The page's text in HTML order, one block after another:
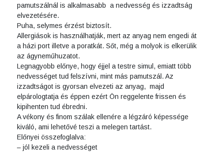
pamutszálnál is alkalmasabb a nedvesség és izzadtság
elvezetésére.
Puha, selymes érzést biztosít.
Allergiások is használhatják, mert az anyag nem engedi át
a házi port illetve a poratkát. Sőt, még a molyok is elkerülik
az ágyneműhuzatot.
Legnagyobb előnye, hogy éjjel a testre simul, emiatt több
nedvességet tud felszívni, mint más pamutszál. Az
izzadtságot is gyorsan elvezeti az anyag, majd
elpárologtatja és éppen ezért Ön reggelente frissen és
kipihenten tud ébredni.
A vékony és finom szálak ellenére a légzáró képessége
kiváló, ami lehetővé teszi a melegen tartást.
Előnyei összefoglalva:
– jól kezeli a nedvességet